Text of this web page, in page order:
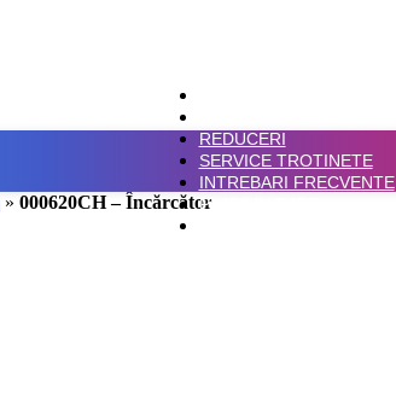
REDUCERI
SERVICE TROTINETE
INTREBARI FRECVENTE
PLATA IN RATE
» 000620CH – Încărcător